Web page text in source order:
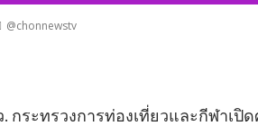
@chonnewstv
กระทรวงการท่องเที่ยวและกีฬาเ